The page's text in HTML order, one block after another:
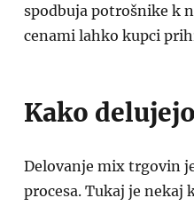
spodbuja potrošnike k
cenami lahko kupci
Kako
Delovanje mix trgovin
procesa. Tukaj je